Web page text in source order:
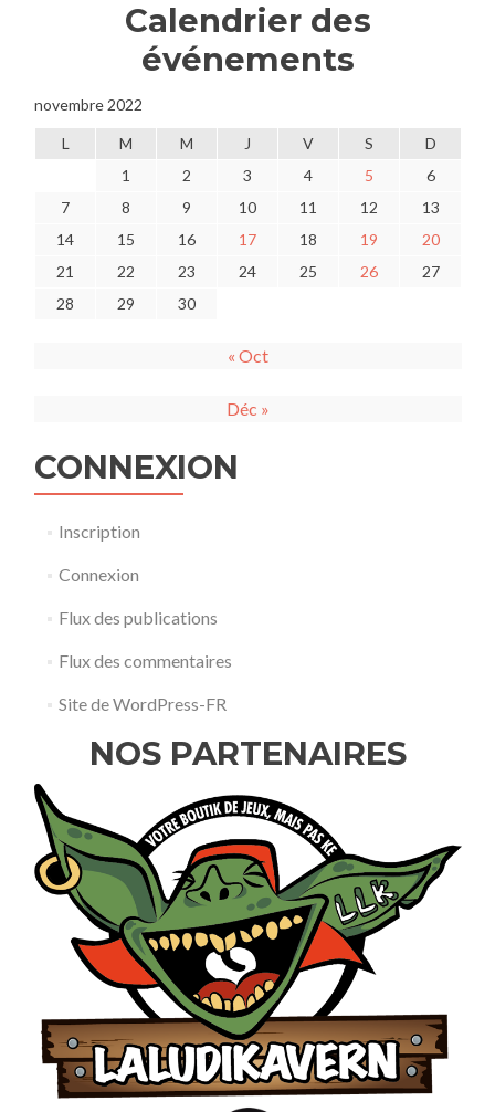
Calendrier des
événements
novembre 2022
L M M J V S
D
1
2 3 4 5
6
7
8 9 10 11 12
13
14
15 16 17 18 19
20
21
22 23 24 25 26
27
28
29 30
« Oct
Déc »
CONNEXION
Inscription
Connexion
Flux des publications
Flux des commentaires
Site de WordPress-FR
NOS PARTENAIRES